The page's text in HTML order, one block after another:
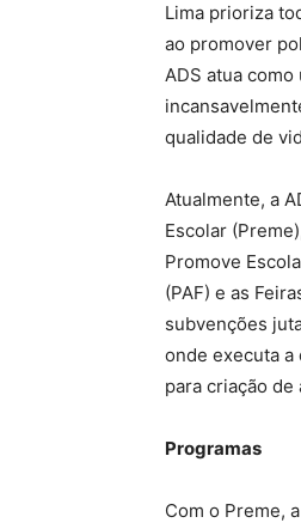
Lima prioriza
ao promover
ADS atua
qualidade de
Atualmente, a
Escolar
Promove
(PAF) e as
subvenções
onde executa a
para criação de
Programas
Com o Preme,